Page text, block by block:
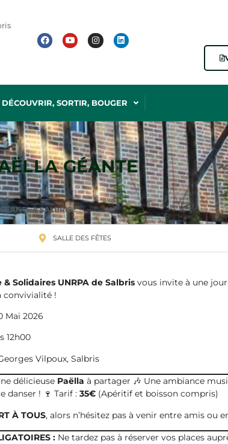
DÉCOUVRIR, SORTIR, BOUGER
GÉANTE
À SALBRIS !
SALLE DES FÊTES
& Solidaires UNRPA de Salbris vous invite à une
convivialité !
Mai 2026
12h00
Vilpoux, Salbris
délicieuse Paëlla à partager 🎶 Une ambiance
danser ! 🍷 Tarif : 35€ (Apéritif et boisson compris)
À TOUS, alors n’hésitez pas à venir entre amis ou
: Ne tardez pas à réserver vos places